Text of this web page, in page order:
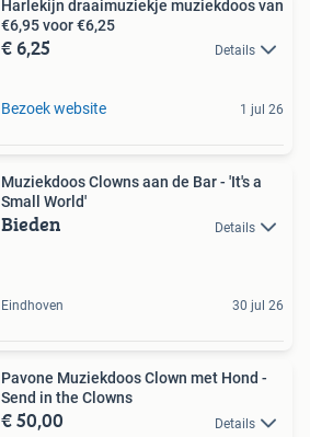
Harlekijn draaimuziekje muziekdoos van
€6,95 voor €6,25
€ 6,25 Details
Bezoek website 1 jul 26
Muziekdoos Clowns aan de Bar - 'It's a
Small World'
Bieden Details
Eindhoven 30 jul 26
Pavone Muziekdoos Clown met Hond -
Send in the Clowns
€ 50,00 Details